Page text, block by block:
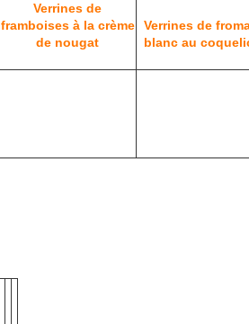
Verrines de
framboises à la crème
de nougat
Verrines de
blanc au